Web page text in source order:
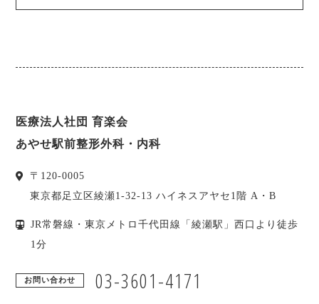
医療法人社団 育楽会
あやせ駅前整形外科・内科
〒 120-0005
東京都 足立区綾瀬1-32-13 ハイネスアヤセ1階 A・B
JR常磐線・東京メトロ千代田線「綾瀬駅」西口より徒歩
1分
お問い合わせ 03-3601-4171